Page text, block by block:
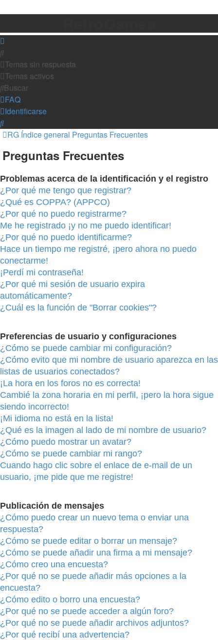
Temas sin respuesta
Temas activos
Buscar
FAQ
Identificarse
Buscar
RG Índice general Preguntas Frecuentes
Preguntas Frecuentes
Problemas acerca de la identificación y el registro
¿Por qué me tengo que registrar?
¿Qué es COPPA? (APPCO)
¿Por qué no puedo registrarme?
Me he registrado ¡y no me puedo identificar!
¿Por qué no puedo identificarme?
Hace un tiempo me registré, ¡pero ahora no puedo
conectarme!
¡Perdí mi contraseña!
¿Por qué mi sesión de usuario expira
automáticamente?
¿Cuál es la función de "Borrar cookies"?
Preferencias de usuario y configuraciones
¿Cómo se puede cambiar mi configuración?
¿Cómo evito que mi nombre de usuario aparezca en las
listas de usuarios conectados?
¡La hora en los foros no es correcta!
Cambié la zona horaria en mi perfil, ¡pero la hora sigue
siendo incorrecto!
¡Mi idioma no está en la lista!
¿Qué es la imagen al lado de mi nombre de usuario?
¿Cómo puedo mostrar un avatar?
¿Cómo se puede cambiar mi rango?
Cuando hago clic sobre el enlace de e-mail de un
usuario, ¡me pide que me registre!
Publicación de mensajes
¿Cómo puedo crear un nuevo tema o enviar una
respuesta?
¿Cómo se puede editar o borrar un mensaje?
¿Cómo se puede añadir una firma a mi mensaje?
¿Cómo creo una encuesta?
¿Por qué no se puede añadir más opciones a la
encuesta?
¿Cómo edito o borro una encuesta?
¿Por qué no se puede acceder a algún foro?
¿Por qué no se puede añadir archivos adjuntos?
¿Por qué recibí una advertencia?